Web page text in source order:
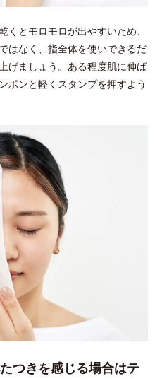
とモロモロが出やすいため、
はなく、指全体を使いできるだ
げましょう。ある程度肌に伸ば
ポンと軽くスタンプを押すよう
つきを感じる場合はテ